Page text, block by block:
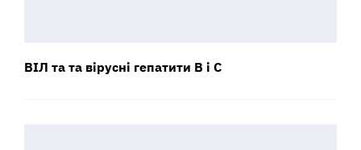
ВІЛ та та вірусні гепатити В і С